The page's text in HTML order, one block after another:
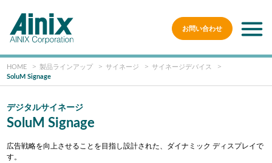
お問い合わせ
HOME 製品ラインアップ サイネージ
サイネージデバイス
SoluM Signage
デジタルサイネージ
SoluM Signage
広告戦略を向上させることを目指し設計された、ダイナミック ディスプレイで
す。